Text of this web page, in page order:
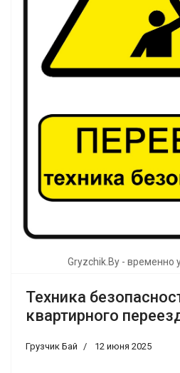
Gryzchik.By - временно
Техника
квартирного
Грузчик Бай 12 июня 2025